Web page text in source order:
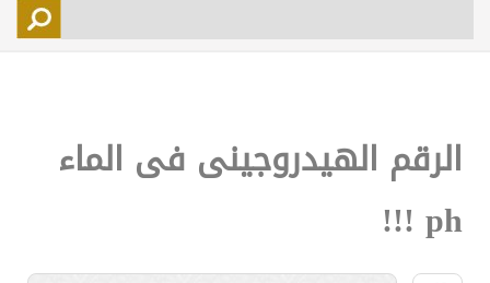
اتصل بنا
الرقم الهيدروجينى فى الماء
ph !!!